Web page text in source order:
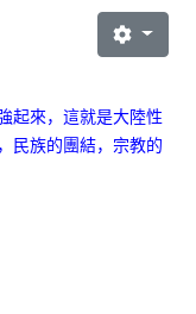
起來，這就是大陸性
民族的團結，宗教的